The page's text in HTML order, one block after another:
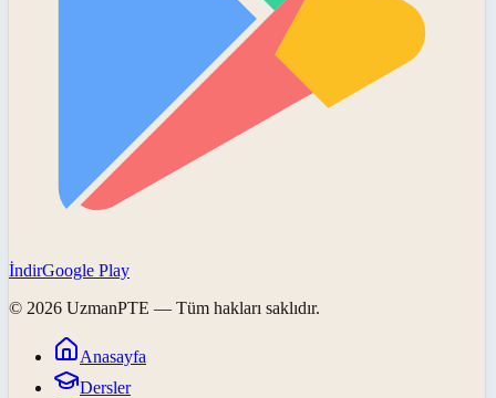
İndirGoogle Play
© 2026 UzmanPTE — Tüm hakları saklıdır.
Anasayfa
Dersler